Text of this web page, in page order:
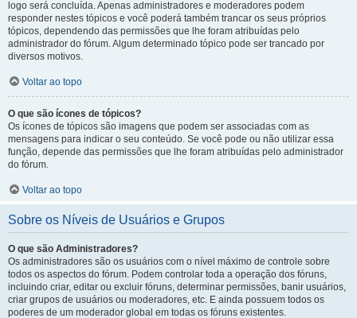
logo será concluída. Apenas administradores e moderadores podem
responder nestes tópicos e você poderá também trancar os seus próprios
tópicos, dependendo das permissões que lhe foram atribuídas pelo
administrador do fórum. Algum determinado tópico pode ser trancado por
diversos motivos.
Voltar ao topo
O que são ícones de tópicos?
Os ícones de tópicos são imagens que podem ser associadas com as
mensagens para indicar o seu conteúdo. Se você pode ou não utilizar essa
função, depende das permissões que lhe foram atribuídas pelo administrador
do fórum.
Voltar ao topo
Sobre os Níveis de Usuários e Grupos
O que são Administradores?
Os administradores são os usuários com o nível máximo de controle sobre
todos os aspectos do fórum. Podem controlar toda a operação dos fóruns,
incluindo criar, editar ou excluir fóruns, determinar permissões, banir usuários,
criar grupos de usuários ou moderadores, etc. E ainda possuem todos os
poderes de um moderador global em todas os fóruns existentes.